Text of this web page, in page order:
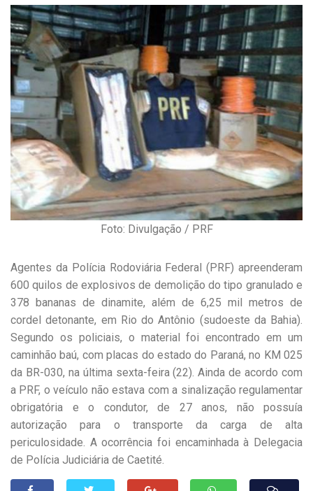
Foto: Divulgação / PRF
Agentes da Polícia Rodoviária Federal (PRF) apreenderam
600 quilos de explosivos de demolição do tipo granulado e
378 bananas de dinamite, além de 6,25 mil metros de
cordel detonante, em Rio do Antônio (sudoeste da Bahia).
Segundo os policiais, o material foi encontrado em um
caminhão baú, com placas do estado do Paraná, no KM 025
da BR-030, na última sexta-feira (22). Ainda de acordo com
a PRF, o veículo não estava com a sinalização regulamentar
obrigatória e o condutor, de 27 anos, não possuía
autorização para o transporte da carga de alta
periculosidade. A ocorrência foi encaminhada à Delegacia
de Polícia Judiciária de Caetité.